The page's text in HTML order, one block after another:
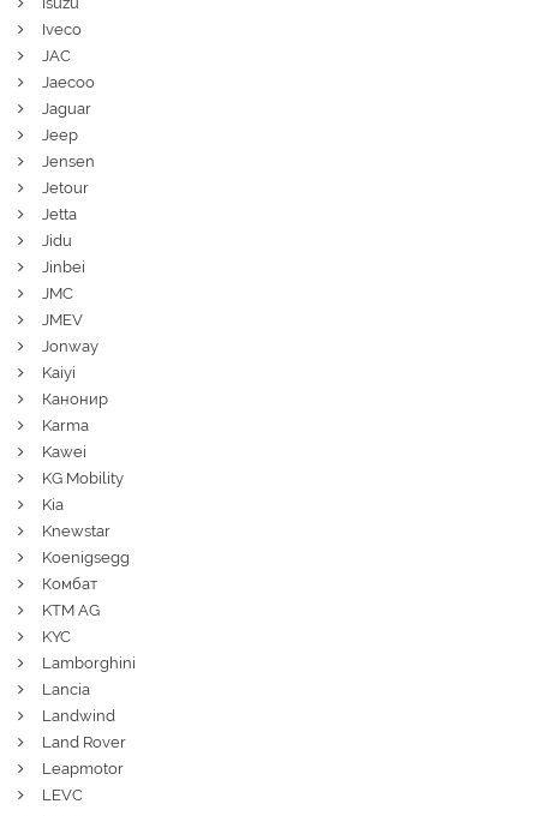
Iveco
JAC
Jaecoo
Jaguar
Jeep
Jensen
Jetour
Jetta
Jidu
Jinbei
JMC
JMEV
Jonway
Kaiyi
Канонир
Karma
Kawei
KG Mobility
Kia
Knewstar
Koenigsegg
Комбат
KTM AG
KYC
Lamborghini
Lancia
Landwind
Land Rover
Leapmotor
LEVC